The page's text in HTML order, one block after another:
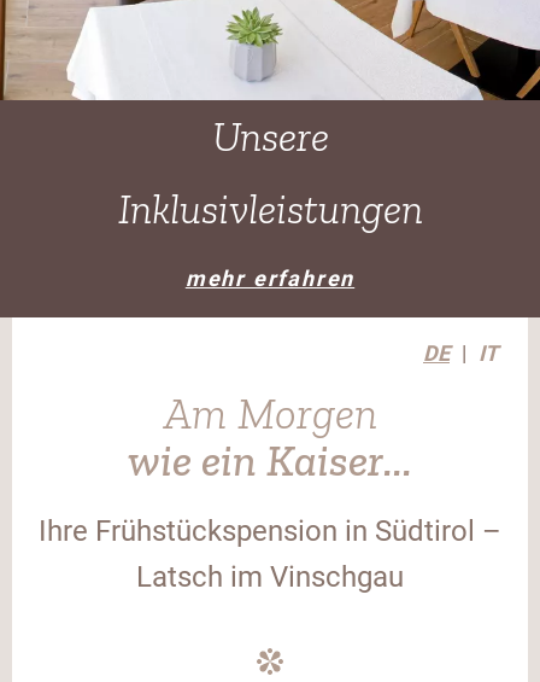
Unsere
Inklusivleistungen
mehr erfahren
DE IT
Am Morgen
wie ein Kaiser...
Ihre Frühstückspension in Südtirol –
Latsch im Vinschgau